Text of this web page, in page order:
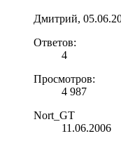
Дмитрий,
Ответов:
4
Просмотров:
4 987
Nort_GT
11.06.2006